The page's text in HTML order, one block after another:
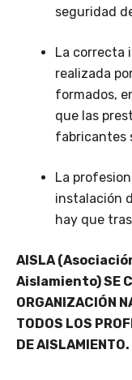
seguridad
La correcta
realizada
formados,
que las
fabricantes
La
instalación
hay que
AISLA
Aislamiento) SE
ORGANIZACIÓN
TODOS LOS
DE AISLAMIENTO.